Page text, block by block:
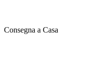
Consegna a Casa